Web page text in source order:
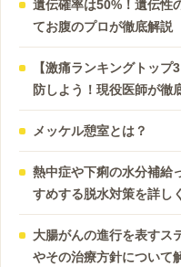
遺伝確率は50%！遺伝性
てお腹のプロが徹底解説
【激痛ランキングトッ
防しよう！現役医師が徹
メッケル憩室とは？
熱中症や下痢の水分補給
すめする脱水対策を詳し
大腸がんの進行を表すス
やその治療方針について